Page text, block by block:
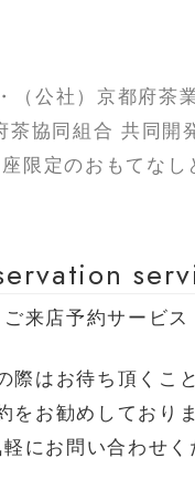
（公社）京都府茶
茶協同組合 共同開
限定のおもてなし
ご来店予約サービス
際はお待ち頂くこ
をお勧めしておりま
にお問い合わせく